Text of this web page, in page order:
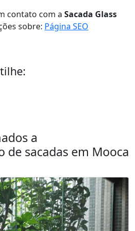
contato com a Sacada Glass
sobre: Página SEO
a
de sacadas em Mooca